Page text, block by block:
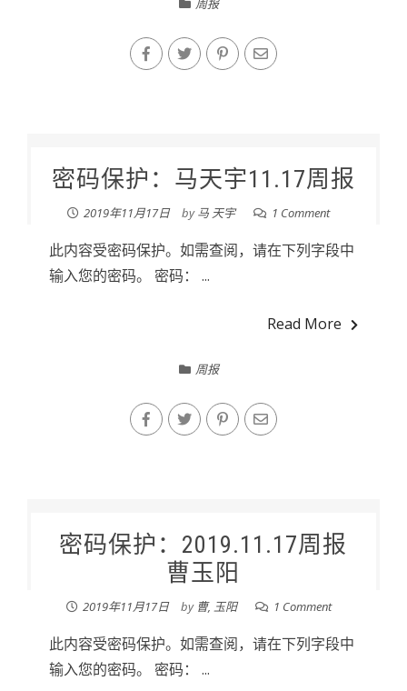
周报
密码保护：马天宇11.17周报
2019年11月17日 by马 天宇 1 Comment
此内容受密码保护。如需查阅，请在下列字段中
输入您的密码。 密码： ...
Read More
周报
密码保护：2019.11.17周报
曹玉阳
2019年11月17日 by 曹, 玉阳 1 Comment
此内容受密码保护。如需查阅，请在下列字段中
输入您的密码。 密码： ...